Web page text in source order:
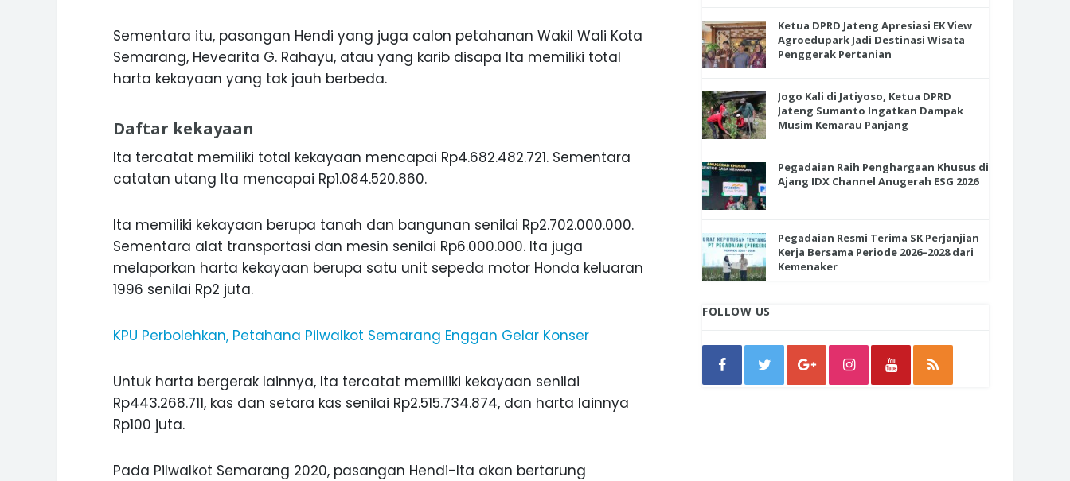
Sementara itu, pasangan Hendi yang juga calon petahanan Wakil Wali Kota
Semarang, Hevearita G. Rahayu, atau yang karib disapa Ita memiliki total
harta kekayaan yang tak jauh berbeda.
Daftar kekayaan
Ita tercatat memiliki total kekayaan mencapai Rp4.682.482.721. Sementara
catatan utang Ita mencapai Rp1.084.520.860.
Ita memiliki kekayaan berupa tanah dan bangunan senilai Rp2.702.000.000.
Sementara alat transportasi dan mesin senilai Rp6.000.000. Ita juga
melaporkan harta kekayaan berupa satu unit sepeda motor Honda keluaran
1996 senilai Rp2 juta.
KPU Perbolehkan, Petahana Pilwalkot Semarang Enggan Gelar Konser
Untuk harta bergerak lainnya, Ita tercatat memiliki kekayaan senilai
Rp443.268.711, kas dan setara kas senilai Rp2.515.734.874, dan harta lainnya
Rp100 juta.
Pada Pilwalkot Semarang 2020, pasangan Hendi-Ita akan bertarung
Ketua DPRD Jateng Apresiasi EK View
Agroedupark Jadi Destinasi Wisata
Penggerak Pertanian
Jogo Kali di Jatiyoso, Ketua DPRD
Jateng Sumanto Ingatkan Dampak
Musim Kemarau Panjang
Pegadaian Raih Penghargaan Khusus di
Ajang IDX Channel Anugerah ESG 2026
Pegadaian Resmi Terima SK Perjanjian
Kerja Bersama Periode 2026–2028 dari
Kemenaker
FOLLOW US